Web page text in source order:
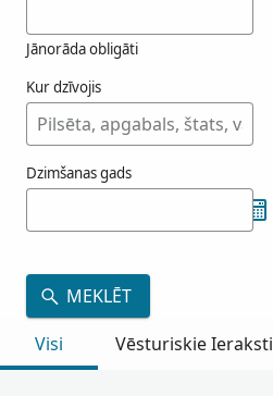
Jānorāda obligāti
Kur dzīvojis
Dzimšanas gads
MEKLĒT
Visi
Vēsturiskie Ieraksti